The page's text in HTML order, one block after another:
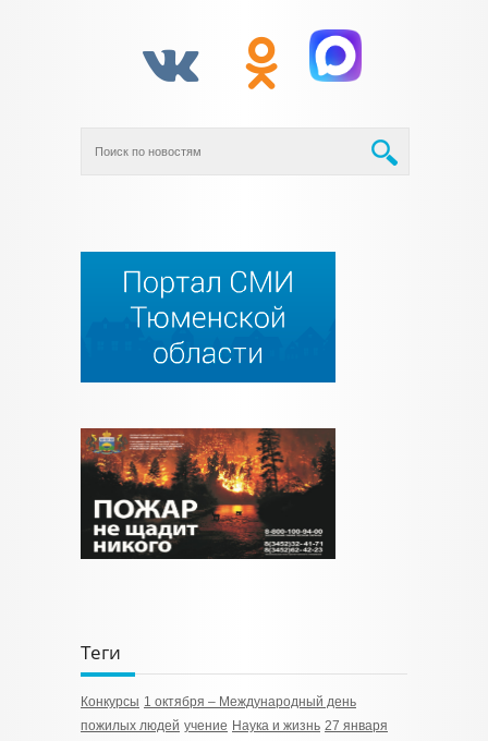
Теги
Конкурсы 1 октября – Международный день
пожилых людей учение Наука и жизнь 27 января